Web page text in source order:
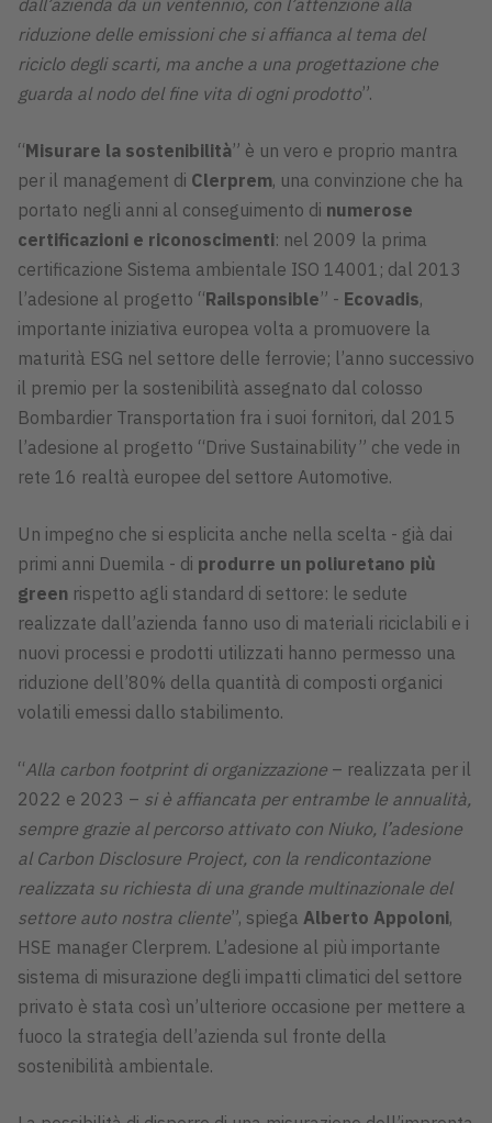
riduzione delle emissioni che si affianca al tema del
riciclo degli scarti, ma anche a una progettazione che
guarda al nodo del fine vita di ogni prodotto”.
“Misurare la sostenibilità” è un vero e proprio mantra
per il management di Clerprem, una convinzione che ha
portato negli anni al conseguimento di numerose
certificazioni e riconoscimenti: nel 2009 la prima
certificazione Sistema ambientale ISO 14001; dal 2013
l’adesione al progetto “Railsponsible” - Ecovadis,
importante iniziativa europea volta a promuovere la
maturità ESG nel settore delle ferrovie; l’anno successivo
il premio per la sostenibilità assegnato dal colosso
Bombardier Transportation fra i suoi fornitori, dal 2015
l’adesione al progetto “Drive Sustainability” che vede in
rete 16 realtà europee del settore Automotive.
Un impegno che si esplicita anche nella scelta - già dai
primi anni Duemila - di produrre un poliuretano più
green rispetto agli standard di settore: le sedute
realizzate dall’azienda fanno uso di materiali riciclabili e i
nuovi processi e prodotti utilizzati hanno permesso una
riduzione dell’80% della quantità di composti organici
volatili emessi dallo stabilimento.
“Alla carbon footprint di organizzazione – realizzata per il
2022 e 2023 – si è affiancata per entrambe le annualità,
sempre grazie al percorso attivato con Niuko, l’adesione
al Carbon Disclosure Project, con la rendicontazione
realizzata su richiesta di una grande multinazionale del
settore auto nostra cliente”, spiega Alberto Appoloni,
HSE manager Clerprem. L’adesione al più importante
sistema di misurazione degli impatti climatici del settore
privato è stata così un’ulteriore occasione per mettere a
fuoco la strategia dell’azienda sul fronte della
sostenibilità ambientale.